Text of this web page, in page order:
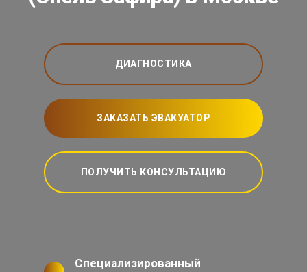
ДИАГНОСТИКА
ЗАКАЗАТЬ ЭВАКУАТОР
ПОЛУЧИТЬ КОНСУЛЬТАЦИЮ
Специализированный